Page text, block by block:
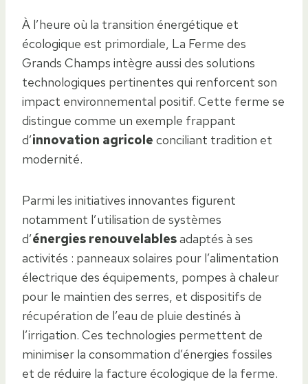
À l’heure où la transition énergétique et
écologique est primordiale, La Ferme des
Grands Champs intègre aussi des solutions
technologiques pertinentes qui renforcent son
impact environnemental positif. Cette ferme se
distingue comme un exemple frappant
d’innovation agricole conciliant tradition et
modernité.
Parmi les initiatives innovantes figurent
notamment l’utilisation de systèmes
d’énergies renouvelablesadaptés à ses
activités : panneaux solaires pour l’alimentation
électrique des équipements, pompes à chaleur
pour le maintien des serres, et dispositifs de
récupération de l’eau de pluie destinés à
l’irrigation. Ces technologies permettent de
minimiser la consommation d’énergies fossiles
et de réduire la facture écologique de la ferme.